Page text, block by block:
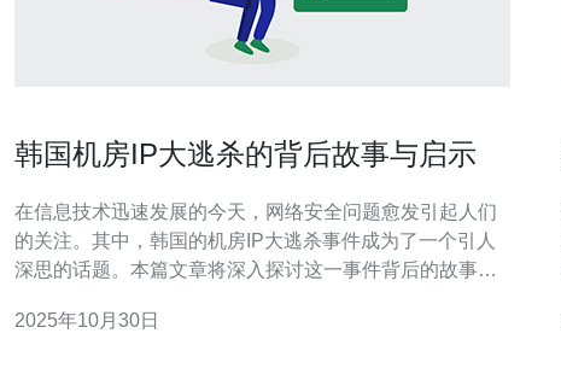
韩国机房IP大逃杀的背后故事与启示
在信息技术迅速发展的今天，网络安全问题愈发引起人们
的关注。其中，韩国的机房IP大逃杀事件成为了一个引人
深思的话题。本篇文章将深入探讨这一事件背后的故事，
数据中心管理中避免类似事件的发生。 1. 事件背景 韩国的
2025年10月30日